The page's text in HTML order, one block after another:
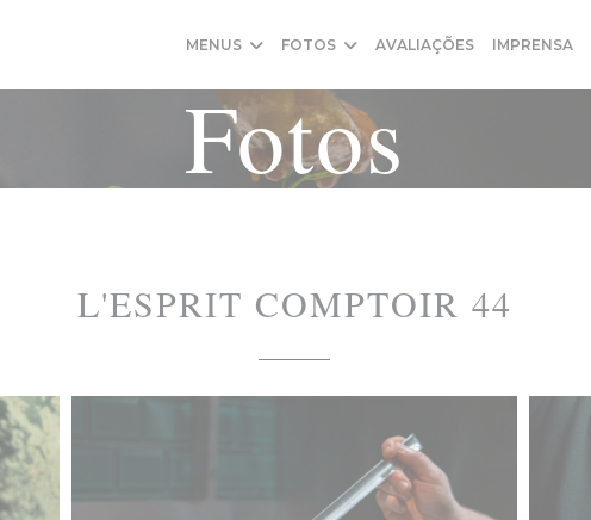
MENUS FOTOS AVALIAÇÕES IMPRENSA
Fotos
L'ESPRIT COMPTOIR 44